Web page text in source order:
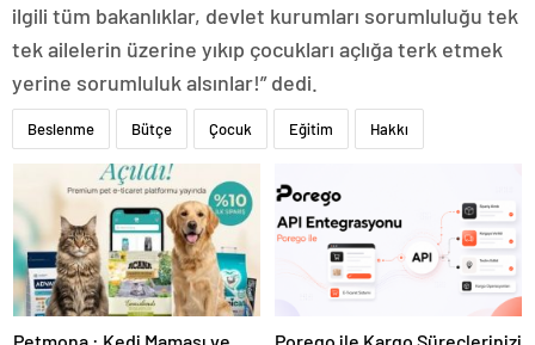
ilgili tüm bakanlıklar, devlet kurumları sorumluluğu tek
tek ailelerin üzerine yıkıp çocukları açlığa terk etmek
yerine sorumluluk alsınlar!” dedi.
Beslenme Bütçe Çocuk Eğitim Hakkı
Petmona : Kedi Maması ve
Porego ile Kargo Süreçlerinizi